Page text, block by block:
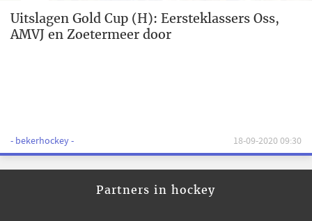
Uitslagen Gold Cup (H): Eersteklassers Oss,
AMVJ en Zoetermeer door
- bekerhockey - 18-09-2020 09:30
Partners in hockey